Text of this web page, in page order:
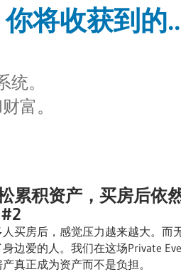
将收获到的
。
富。
累积资产，买房后依
人买房后，感觉压力越来越大。而
边爱的人。我们在这场Private
真正成为资产而不是负担。